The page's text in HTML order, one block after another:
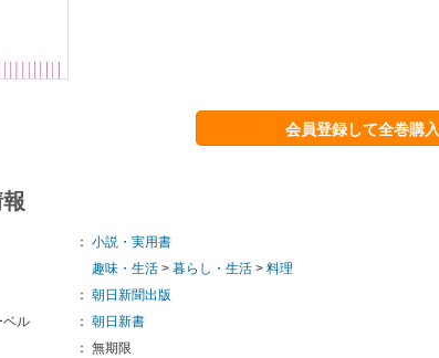
会員登録して全巻購入
： 小説・実用書
趣味・生活 > 暮らし・生活 > 料理
： 朝日新聞出版
ベル
： 朝日新書
： 無期限